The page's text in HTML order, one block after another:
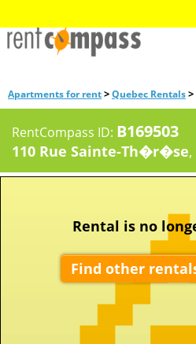
Apartments for rent>Quebec Rentals>
RentCompass ID: B169503
110 Rue Sainte-Th�r�se
Rental is no
Find other